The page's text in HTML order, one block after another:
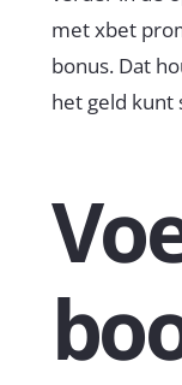
met xbet
bonus. Dat
het geld kunt